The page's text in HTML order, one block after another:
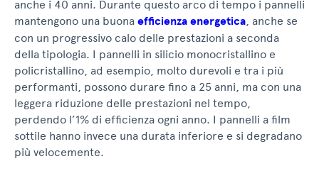
anche i 40 anni. Durante questo arco di tempo i pannelli
mantengono una buona efficienza energetica, anche se
con un progressivo calo delle prestazioni a seconda
della tipologia. I pannelli in silicio monocristallino e
policristallino, ad esempio, molto durevoli e tra i più
performanti, possono durare fino a 25 anni, ma con una
leggera riduzione delle prestazioni nel tempo,
perdendo l’1% di efficienza ogni anno. I pannelli a film
sottile hanno invece una durata inferiore e si degradano
più velocemente.